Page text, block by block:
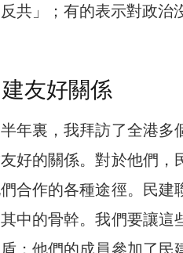
共」；有的表示對政治
友好關係
年裏，我拜訪了全港多
好的關係。對於他們，
合作的各種途徑。民建
中的骨幹。我們要讓這